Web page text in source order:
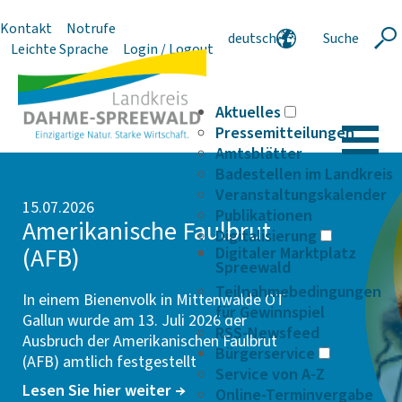
Kontakt
Notrufe
Leichte Sprache
Login / Logout
deutsch
Suche
Aktuelles
Pressemitteilungen
Amtsblätter
Badestellen im Landkreis
Veranstaltungskalender
Publikationen
Digitalisierung
Digitaler Marktplatz
Spreewald
Teilnahmebedingungen
für Gewinnspiel
RSS-Newsfeed
Bürgerservice
Service von A-Z
Online-Terminvergabe
15.07.2026
Ameri­ka­ni­sche Faul­brut
(AFB)
In einem Bienenvolk in Mittenwalde OT
Gallun wurde am 13. Juli 2026 der
Ausbruch der Ameri­ka­ni­schen Faul­brut
(AFB) amtlich festgestellt
Lesen Sie hier weiter